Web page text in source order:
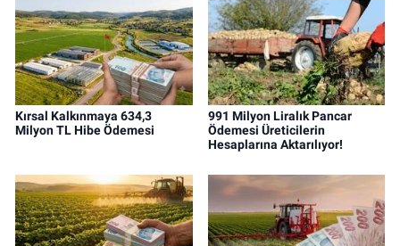
Kırsal Kalkınmaya 634,3
Milyon TL Hibe Ödemesi
991 Milyon Liralık Pancar
Ödemesi Üreticilerin
Hesaplarına Aktarılıyor!